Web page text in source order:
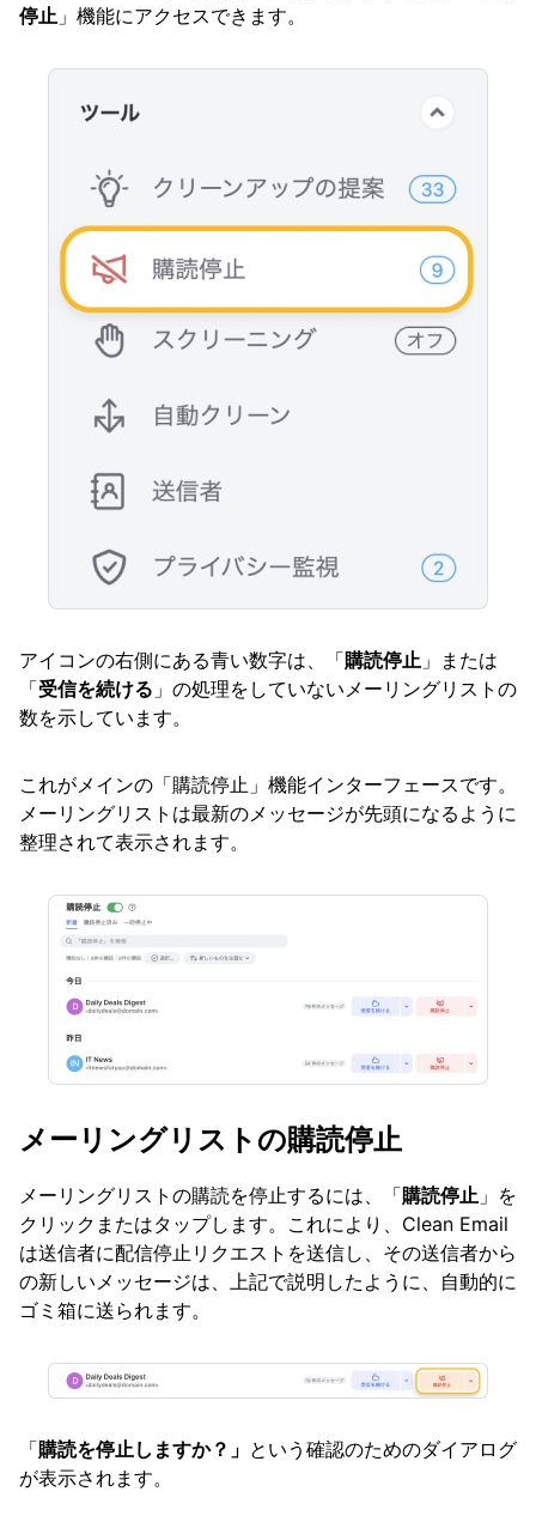
停止 」機能にアクセスできます。
アイコンの右側にある青い数字は、「購読停止 」または
「受信を続ける 」の処理をしていないメーリングリストの
数を示しています。
これがメインの「購読停止」機能インターフェースです。
メーリングリストは最新のメッセージが先頭になるように
整理されて表示されます。
メーリングリストの購読停止
メーリングリストの購読を停止するには、「購読停止 」を
クリックまたはタップします。これにより、Clean Email
は送信者に配信停止リクエストを送信し、その送信者から
の新しいメッセージは、上記で説明したように、自動的に
ゴミ箱に送られます。
「購読を停止しますか？」 という確認のためのダイアログ
が表示されます。